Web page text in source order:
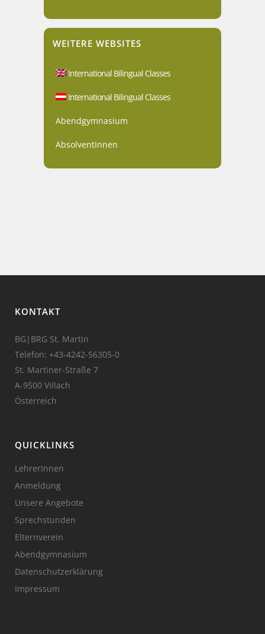
WEITERE WEBSITES
International Bilingual Classes
International Bilingual Classes
Abendgymnasium
AbsolventInnen
KONTAKT
BG|BRG St. Martin
Telefon: +43-4242-56305-0
St. Martiner-Straße 7
A-9500 Villach
Österreich
QUICKLINKS
LehrerInnen
Anmeldung
Unsere Angebote
Sprechstunden
Elternverein
Abendgymnasium
Datenschutzerklärung
Impressum